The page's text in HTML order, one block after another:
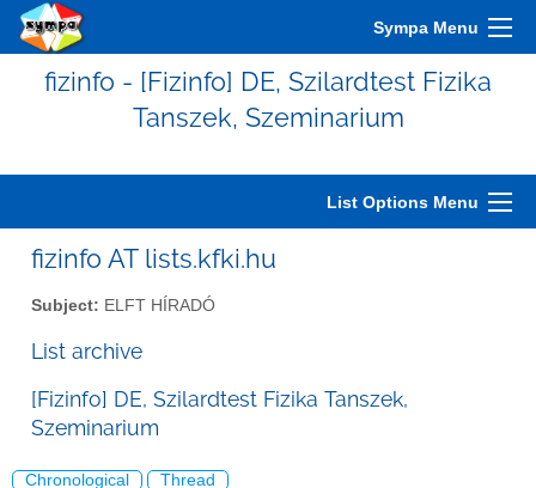
Sympa Menu
fizinfo - [Fizinfo] DE, Szilardtest Fizika
Tanszek, Szeminarium
List Options Menu
fizinfo AT lists.kfki.hu
Subject: ELFT HÍRADÓ
List archive
[Fizinfo] DE, Szilardtest Fizika Tanszek,
Szeminarium
Chronological Thread